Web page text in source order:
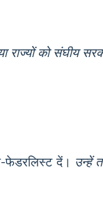
राज्यों को संघीय
फेडरलिस्ट दें। उन्हें